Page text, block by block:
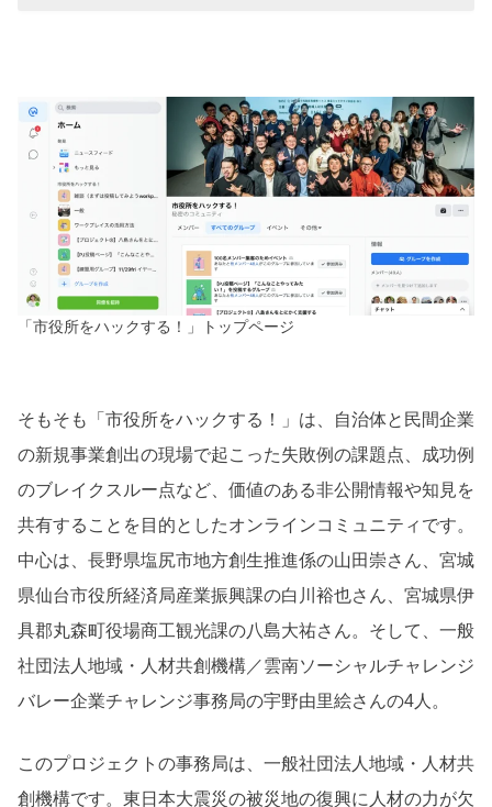
「市役所をハックする！」トップページ
そもそも「市役所をハックする！」は、自治体と民間企業
の新規事業創出の現場で起こった失敗例の課題点、成功例
のブレイクスルー点など、価値のある非公開情報や知見を
共有することを目的としたオンラインコミュニティです。
中心は、長野県塩尻市地方創生推進係の山田崇さん、宮城
県仙台市役所経済局産業振興課の白川裕也さん、宮城県伊
具郡丸森町役場商工観光課の八島大祐さん。そして、一般
社団法人地域・人材共創機構／雲南ソーシャルチャレンジ
バレー企業チャレンジ事務局の宇野由里絵さんの4人。
このプロジェクトの事務局は、一般社団法人地域・人材共
創機構です。東日本大震災の被災地の復興に人材の力が欠